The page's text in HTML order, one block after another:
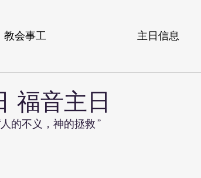
教会事工 主日信息
福音主日
的不义，神的拯救”